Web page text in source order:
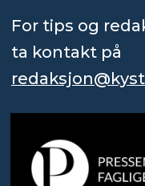
For tips og
ta kontakt på